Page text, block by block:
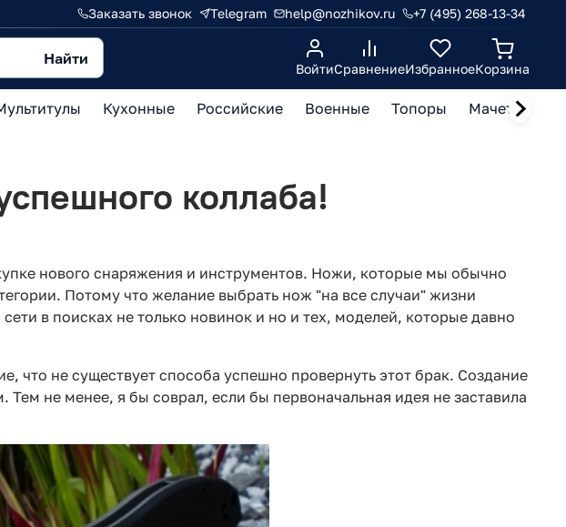
Заказать звонок Telegram help@nozhikov.ru +7 (495) 268-13-34
Найти
ВойтиСравнениеИзбранноеКорзина
Кухонные Российские Военные Топоры Мачете,
коллаба!
нового снаряжения и инструментов. Ножи, которые мы обычно
Потому что желание выбрать нож "на все случаи" жизни
в поисках не только новинок и но и тех, моделей, которые давно
что не существует способа успешно провернуть этот брак. Создание
не менее, я бы соврал, если бы первоначальная идея не заставила